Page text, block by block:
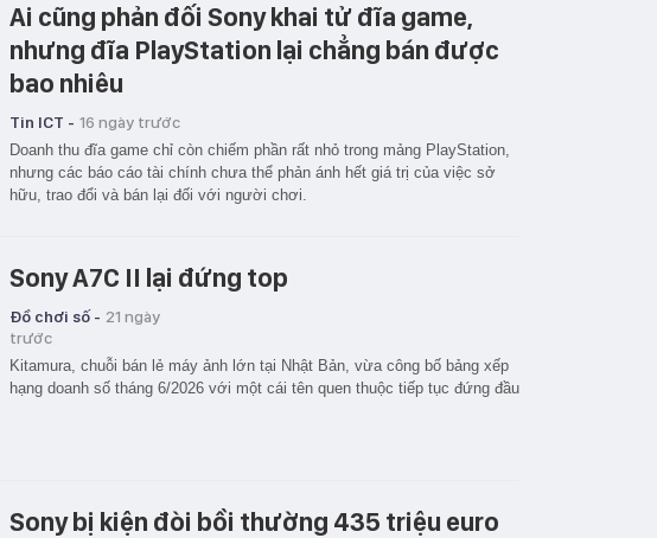
Ai cũng phản đối Sony khai tử đĩa game,
nhưng đĩa PlayStation lại chẳng bán được
bao nhiêu
Tin ICT - 16 ngày trước
Doanh thu đĩa game chỉ còn chiếm phần rất nhỏ trong mảng PlayStation,
nhưng các báo cáo tài chính chưa thể phản ánh hết giá trị của việc sở
hữu, trao đổi và bán lại đối với người chơi.
Sony A7C II lại đứng top
Đồ chơi số - 21 ngày
trước
Kitamura, chuỗi bán lẻ máy ảnh lớn tại Nhật Bản, vừa công bố bảng xếp
hạng doanh số tháng 6/2026 với một cái tên quen thuộc tiếp tục đứng đầu
Sony bị kiện đòi bồi thường 435 triệu euro